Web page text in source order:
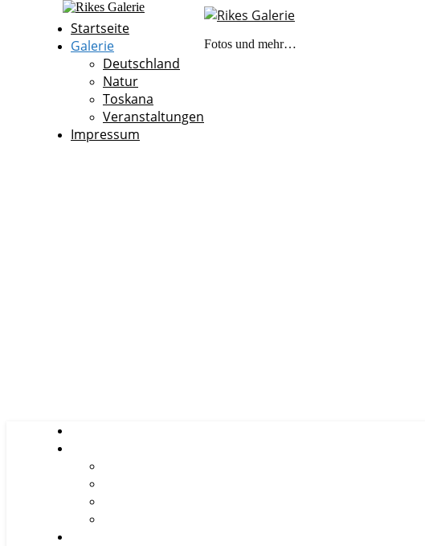
Startseite
Galerie
Deutschland
Natur
Toskana
Veranstaltungen
Impressum
Fotos und mehr…